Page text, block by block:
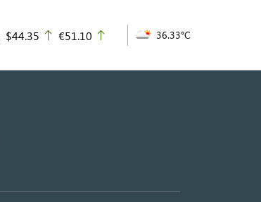
$44.35 up
€51.10 36.33°C